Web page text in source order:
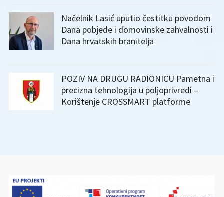
Načelnik Lasić uputio čestitku povodom
Dana pobjede i domovinske zahvalnosti i
Dana hrvatskih branitelja
POZIV NA DRUGU RADIONICU Pametna i
precizna tehnologija u poljoprivredi –
Korištenje CROSSMART platforme